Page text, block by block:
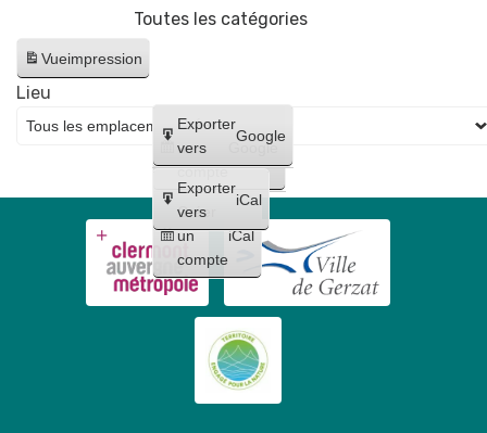
Toutes les catégories
Vueimpression
Créer
un
compte
Google
Créer
un
compte
iCal
Exporter
vers
Google
Exporter
vers
iCal
Lieu